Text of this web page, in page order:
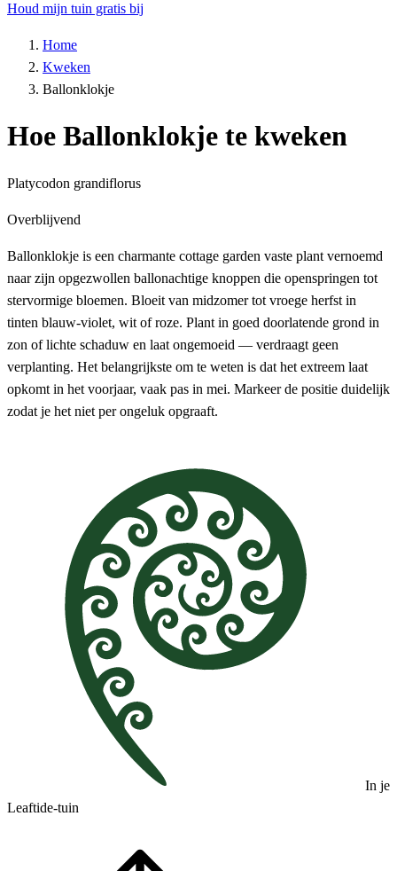
Houd mijn tuin gratis bij
Home
Kweken
Ballonklokje
Hoe Ballonklokje te kweken
Platycodon grandiflorus
Overblijvend
Ballonklokje is een charmante cottage garden vaste plant vernoemd
naar zijn opgezwollen ballonachtige knoppen die openspringen tot
stervormige bloemen. Bloeit van midzomer tot vroege herfst in
tinten blauw-violet, wit of roze. Plant in goed doorlatende grond in
zon of lichte schaduw en laat ongemoeid — verdraagt geen
verplanting. Het belangrijkste om te weten is dat het extreem laat
opkomt in het voorjaar, vaak pas in mei. Markeer de positie duidelijk
zodat je het niet per ongeluk opgraaft.
In je
Leaftide-tuin